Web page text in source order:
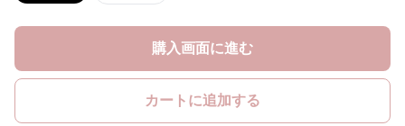
購入画面に進む
カートに追加する